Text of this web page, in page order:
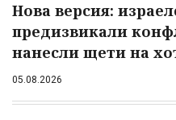
Нова версия:
предизвикали
нанесли щети на
05.08.2026